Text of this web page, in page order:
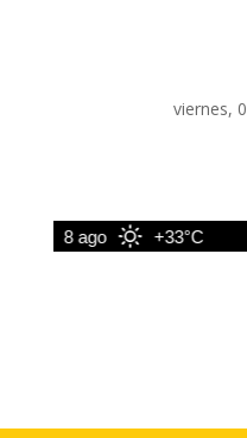
viernes,
8 ago +33°C